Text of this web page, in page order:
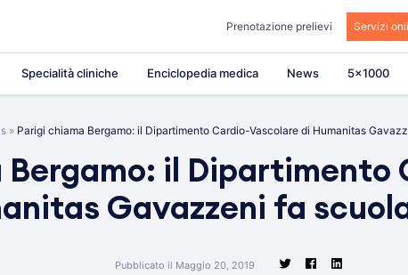
Prenotazione prelievi Servizi
Specialità cliniche Enciclopedia medica News 5×1000
» Parigi chiama Bergamo: il Dipartimento Cardio-Vascolare di Humanitas
Bergamo: il Dipartimento
Gavazzeni fa
Pubblicato il Maggio 20, 2019